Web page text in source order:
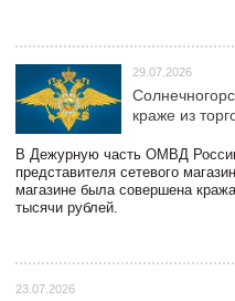
29.07.2026
краже из
В Дежурную часть ОМВД России
представителя сетевого
магазине была совершена
тысячи рублей.
23.07.2026